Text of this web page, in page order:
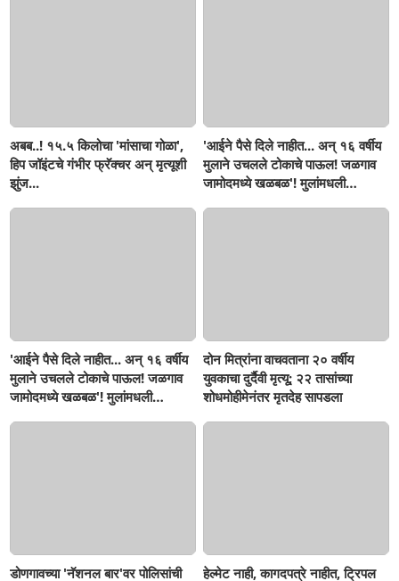
अबब..! १५.५ किलोचा 'मांसाचा गोळा',
हिप जॉइंटचे गंभीर फ्रॅक्चर अन् मृत्यूशी
झुंज...
'आईने पैसे दिले नाहीत... अन् १६ वर्षीय
मुलाने उचलले टोकाचे पाऊल! जळगाव
जामोदमध्ये खळबळ'! मुलांमधली
'आईने पैसे दिले नाहीत... अन् १६ वर्षीय
मुलाने उचलले टोकाचे पाऊल! जळगाव
जामोदमध्ये खळबळ'! मुलांमधली
दोन मित्रांना वाचवताना २० वर्षीय
युवकाचा दुर्दैवी मृत्यू; २२ तासांच्या
शोधमोहीमेनंतर मृतदेह सापडला
डोणगावच्या 'नॅशनल बार'वर पोलिसांची
हेल्मेट नाही, कागदपत्रे नाहीत, ट्रिपल